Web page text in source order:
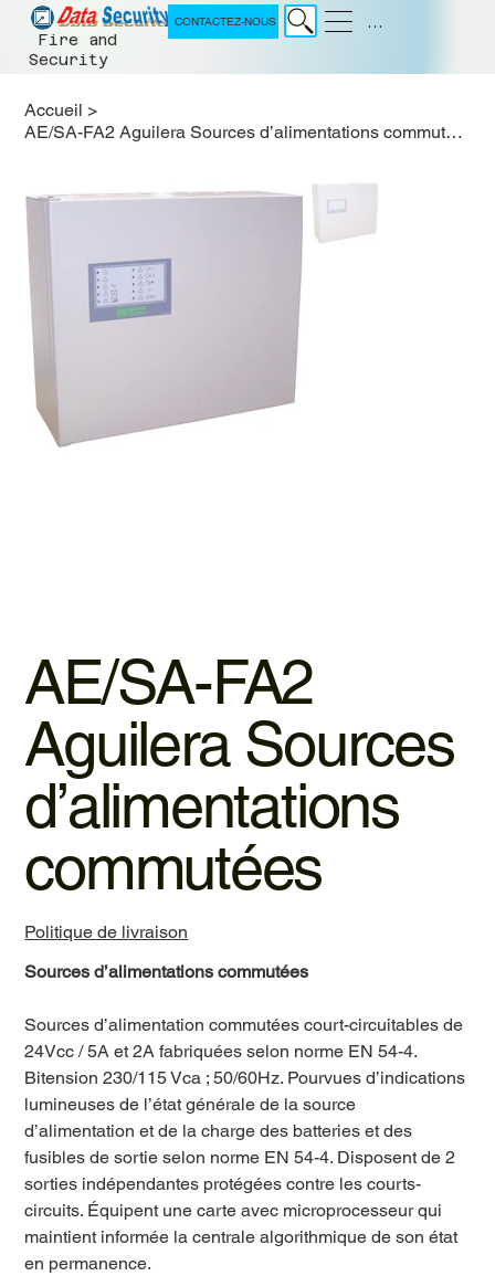
Fire and
Security
Menu
CONTACTEZ-NOUS
Accueil >
AE/SA-FA2 Aguilera Sources d’alimentations commutées
AE/SA-FA2
Aguilera Sources
d’alimentations
commutées
Politique de livraison
Sources d’alimentations commutées
Sources d’alimentation commutées court-circuitables de
24Vcc / 5A et 2A fabriquées selon norme EN 54-4.
Bitension 230/115 Vca ; 50/60Hz. Pourvues d’indications
lumineuses de l’état générale de la source
d’alimentation et de la charge des batteries et des
fusibles de sortie selon norme EN 54-4. Disposent de 2
sorties indépendantes protégées contre les courts-
circuits. Équipent une carte avec microprocesseur qui
maintient informée la centrale algorithmique de son état
en permanence.